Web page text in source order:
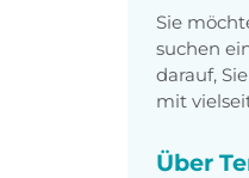
Sie
suchen
darauf,
mit
Über